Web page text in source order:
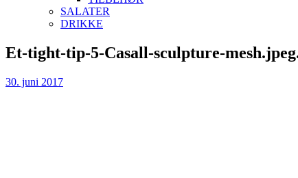
SALATER
DRIKKE
Skip
to
Et-tight-tip-5-Casall-sculpture-
30. juni 2017